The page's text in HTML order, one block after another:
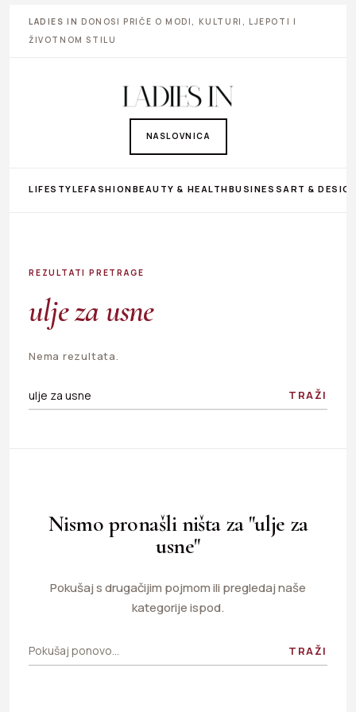
LADIES IN DONOSI PRIČE O MODI, KULTURI, LJEPOTI I
ŽIVOTNOM STILU
NASLOVNICA
LIFESTYLEFASHIONBEAUTY & HEALTHBUSINESS ART &
REZULTATI PRETRAGE
ulje za usne
Nema rezultata.
TRAŽI
Nismo pronašli ništa za "ulje za
usne"
Pokušaj s drugačijim pojmom ili pregledaj naše
kategorije ispod.
TRAŽI